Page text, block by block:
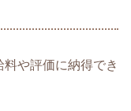
や評価に納得でき